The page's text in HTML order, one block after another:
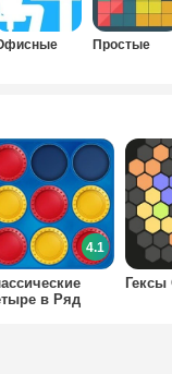
Простые
в Ряд
4.1